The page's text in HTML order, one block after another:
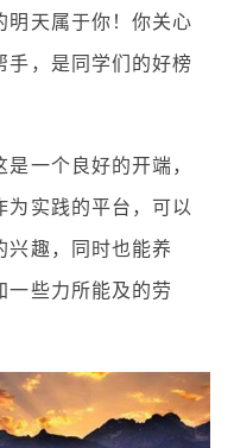
明天属于你！你关心
手，是同学们的好榜
一个良好的开端，
为实践的平台，可以
兴趣，同时也能养
一些力所能及的劳